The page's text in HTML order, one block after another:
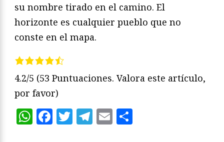
su nombre tirado en el camino. El
horizonte es cualquier pueblo que no
conste en el mapa.
4.2/5 (53 Puntuaciones. Valora este artículo,
por favor)
WhatsApp
Facebook
Twitter
Telegram
Email